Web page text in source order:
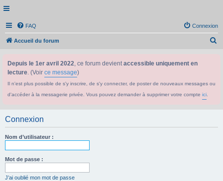
FAQ Connexion
Accueil du forum
Depuis le 1er avril 2022, ce forum devientaccessible uniquement en
lecture. (Voir ce message)
Il n'est plus possible de s'y inscrire, de s'y connecter, de poster de nouveaux messages ou
d'accéder à la messagerie privée. Vous pouvez demander à supprimer votre compte ici
Connexion
Nom d’utilisateur :
Mot de passe :
J’ai oublié mon mot de passe